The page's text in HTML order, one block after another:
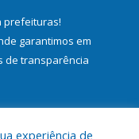
prefeituras!
garantimos em
de transparência
experiência de